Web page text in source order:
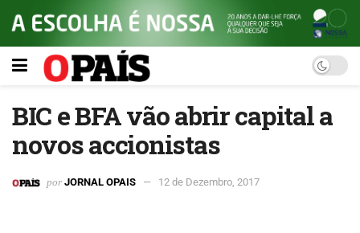
BIC e BFA vão abrir capital a
novos accionistas
por JORNAL OPAIS 12 de Dezembro, 2017